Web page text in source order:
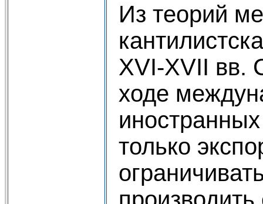
Из теорий
XVI-XVII вв.
ходе
только